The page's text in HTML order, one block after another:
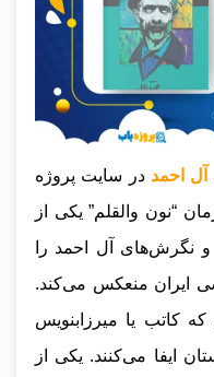
آل احمددر سایت پروژه
“نون والقلم” یکی از
و نگرش‌های آل احمد را
ایران منعکس می‌کند.
کاتب یا میرزابنویس
ایفا می‌کنند. یکی از